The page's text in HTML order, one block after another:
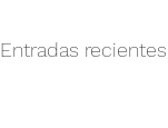
Entradas recientes